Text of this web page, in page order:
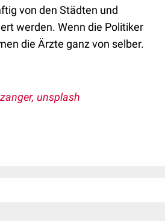
von den Städten und
werden. Wenn die Politiker
die Ärzte ganz von selber.
unsplash